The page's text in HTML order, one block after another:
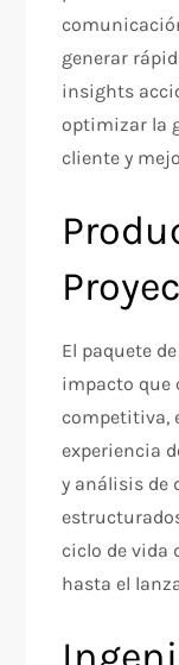
generar
insights
optimizar la
cliente y
El paquete
impacto que
competitiva,
experiencia
y análisis de
ciclo de vida
hasta el